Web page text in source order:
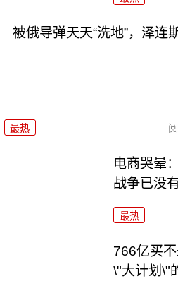
被俄导弹天天“洗地”，泽连
最热
电商哭晕
战争已没
最热
766亿买
\"大计划\"